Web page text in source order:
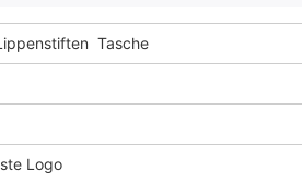
Tasche
Logo